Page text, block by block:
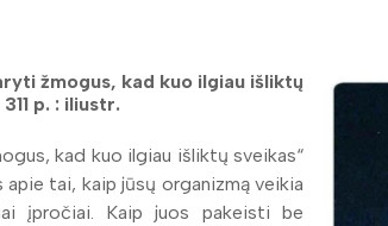
žmogus, kad kuo ilgiau išliktų
p. : iliustr.
kad kuo ilgiau išliktų sveikas“
tai, kaip jūsų organizmą veikia
įpročiai. Kaip juos pakeisti be